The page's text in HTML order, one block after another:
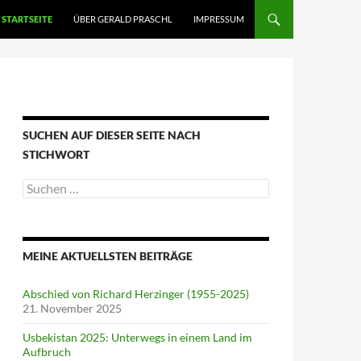
STARTSEITE ÜBER GERALD PRASCHL IMPRESSUM
SUCHEN AUF DIESER SEITE NACH
STICHWORT
Suche
nach:
MEINE AKTUELLSTEN BEITRÄGE
Abschied von Richard Herzinger (1955-2025)
21. November 2025
Usbekistan 2025: Unterwegs in einem Land im
Aufbruch